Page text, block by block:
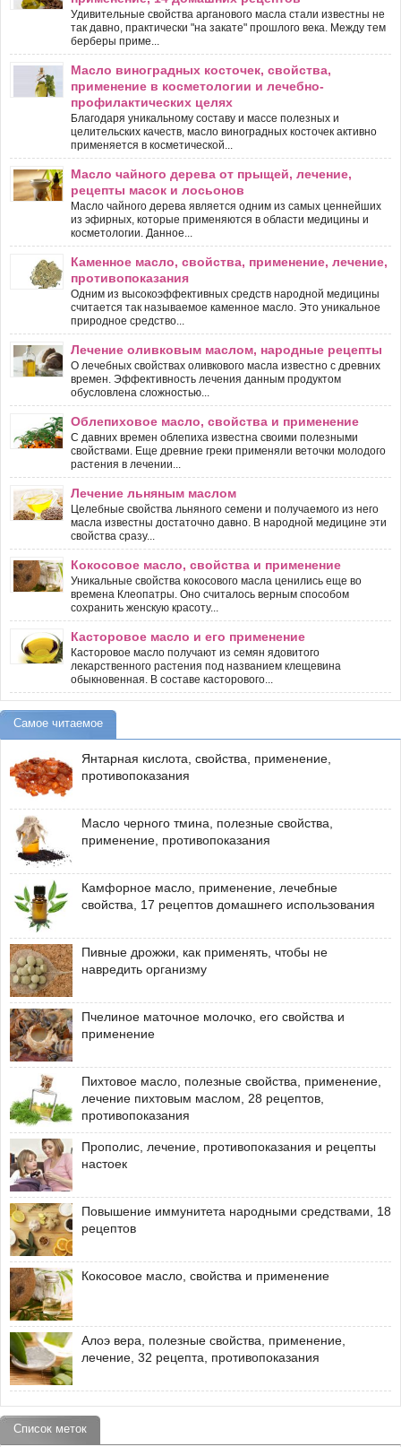
Удивительные свойства арганового масла стали известны не
так давно, практически "на закате" прошлого века. Между тем
берберы приме...
Масло виноградных косточек, свойства,
применение в косметологии и лечебно-
профилактических целях
Благодаря уникальному составу и массе полезных и
целительских качеств, масло виноградных косточек активно
применяется в косметической...
Масло чайного дерева от прыщей, лечение,
рецепты масок и лосьонов
Масло чайного дерева является одним из самых ценнейших
из эфирных, которые применяются в области медицины и
косметологии. Данное...
Каменное масло, свойства, применение, лечение,
противопоказания
Одним из высокоэффективных средств народной медицины
считается так называемое каменное масло. Это уникальное
природное средство...
Лечение оливковым маслом, народные рецепты
О лечебных свойствах оливкового масла известно с древних
времен. Эффективность лечения данным продуктом
обусловлена сложностью...
Облепиховое масло, свойства и применение
С давних времен облепиха известна своими полезными
свойствами. Еще древние греки применяли веточки молодого
растения в лечении...
Лечение льняным маслом
Целебные свойства льняного семени и получаемого из него
масла известны достаточно давно. В народной медицине эти
свойства сразу...
Кокосовое масло, свойства и применение
Уникальные свойства кокосового масла ценились еще во
времена Клеопатры. Оно считалось верным способом
сохранить женскую красоту...
Касторовое масло и его применение
Касторовое масло получают из семян ядовитого
лекарственного растения под названием клещевина
обыкновенная. В составе касторового...
Самое читаемое
Янтарная кислота, свойства, применение,
противопоказания
Масло черного тмина, полезные свойства,
применение, противопоказания
Камфорное масло, применение, лечебные
свойства, 17 рецептов домашнего использования
Пивные дрожжи, как применять, чтобы не
навредить организму
Пчелиное маточное молочко, его свойства и
применение
Пихтовое масло, полезные свойства, применение,
лечение пихтовым маслом, 28 рецептов,
противопоказания
Прополис, лечение, противопоказания и рецепты
настоек
Повышение иммунитета народными средствами, 18
рецептов
Кокосовое масло, свойства и применение
Алоэ вера, полезные свойства, применение,
лечение, 32 рецепта, противопоказания
Список меток